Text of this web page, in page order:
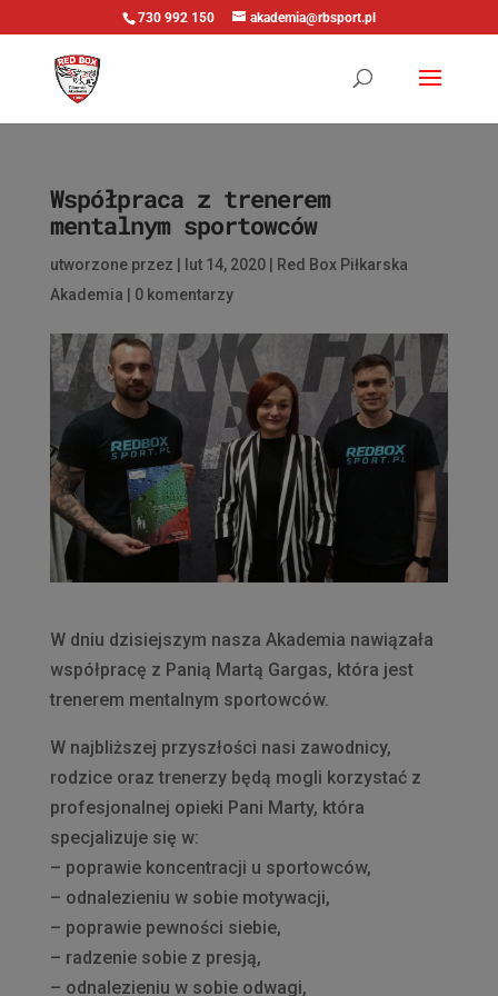
730 992 150 akademia@rbsport.pl
Współpraca z trenerem
mentalnym sportowców
utworzone przez lut 14, 2020|
Red Box Piłkarska
Akademia
0 komentarzy
W dniu dzisiejszym nasza Akademia nawiązała
współpracę z Panią Martą Gargas, która jest
trenerem mentalnym sportowców.
W najbliższej przyszłości nasi zawodnicy,
rodzice oraz trenerzy będą mogli korzystać z
profesjonalnej opieki Pani Marty, która
specjalizuje się w:
– poprawie koncentracji u sportowców,
– odnalezieniu w sobie motywacji,
– poprawie pewności siebie,
– radzenie sobie z presją,
– odnalezieniu w sobie odwagi,